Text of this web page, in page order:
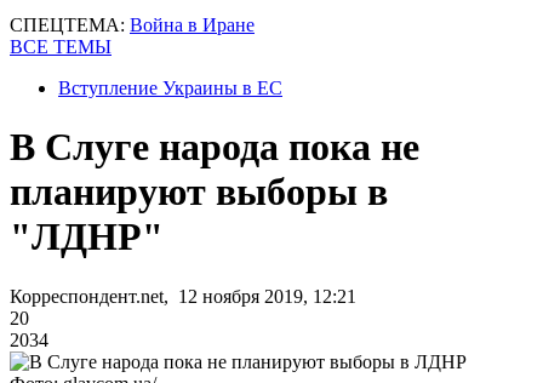
СПЕЦТЕМА: Война в Иране
ВСЕ ТЕМЫ
Вступление Украины в ЕС
В Слуге народа пока не
планируют выборы в
"ЛДНР"
Корреспондент.net, 12 ноября 2019, 12:21
20
2034